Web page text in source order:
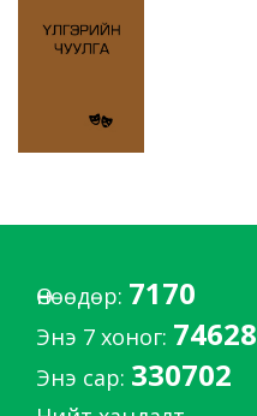
Өнөөдөр: 7170
Энэ 7 хоног: 74628
Энэ сар: 330702